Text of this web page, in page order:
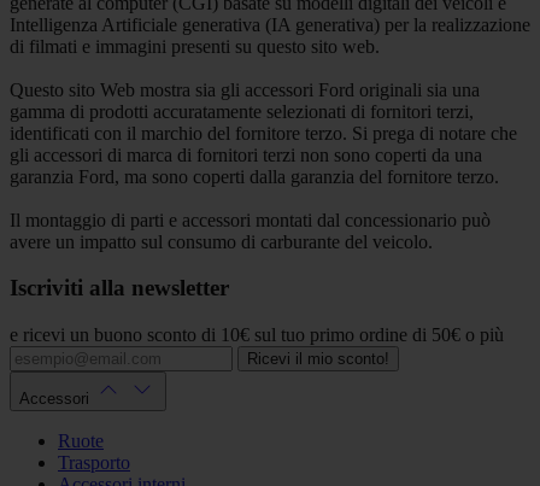
Intelligenza Artificiale generativa (IA generativa) per la realizzazione
di filmati e immagini presenti su questo sito web.
Questo sito Web mostra sia gli accessori Ford originali sia una
gamma di prodotti accuratamente selezionati di fornitori terzi,
identificati con il marchio del fornitore terzo. Si prega di notare che
gli accessori di marca di fornitori terzi non sono coperti da una
garanzia Ford, ma sono coperti dalla garanzia del fornitore terzo.
Il montaggio di parti e accessori montati dal concessionario può
avere un impatto sul consumo di carburante del veicolo.
Iscriviti alla newsletter
e ricevi un buono sconto di 10€ sul tuo primo ordine di 50€ o più
Ricevi il mio sconto!
Accessori
Ruote
Trasporto